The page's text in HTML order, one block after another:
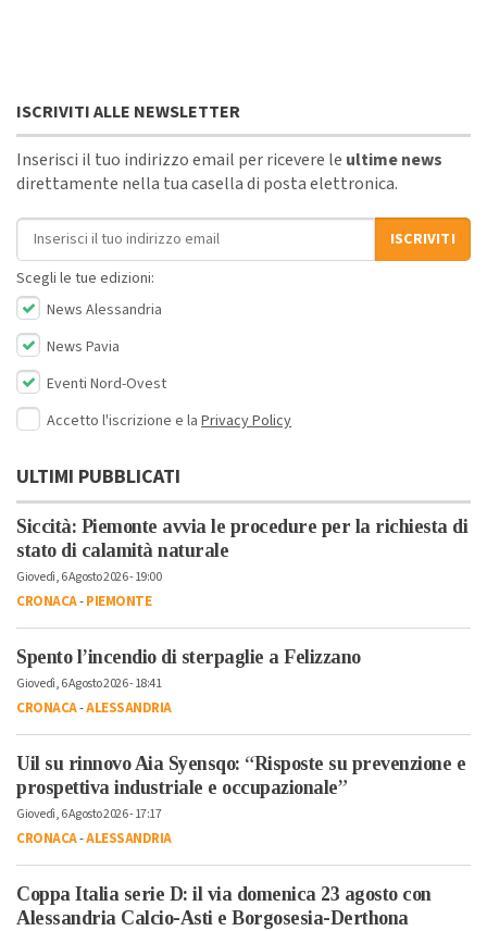
ISCRIVITI ALLE NEWSLETTER
Inserisci il tuo indirizzo email per ricevere le ultime news
direttamente nella tua casella di posta elettronica.
Indirizzo email
ISCRIVITI
Scegli le tue edizioni:
News Alessandria
News Pavia
Eventi Nord-Ovest
Accetto l'iscrizione e la Privacy Policy
ULTIMI PUBBLICATI
Siccità: Piemonte avvia le procedure per la richiesta di
stato di calamità naturale
Giovedì, 6 Agosto 2026 - 19:00
CRONACA-PIEMONTE
Spento l’incendio di sterpaglie a Felizzano
Giovedì, 6 Agosto 2026 - 18:41
CRONACA-ALESSANDRIA
Uil su rinnovo Aia Syensqo: “Risposte su prevenzione e
prospettiva industriale e occupazionale”
Giovedì, 6 Agosto 2026 - 17:17
CRONACA-ALESSANDRIA
Coppa Italia serie D: il via domenica 23 agosto con
Alessandria Calcio-Asti e Borgosesia-Derthona